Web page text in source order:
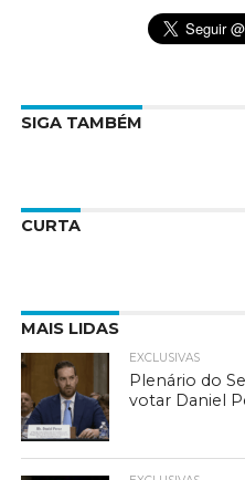
SIGA TAMBÉM
CURTA
MAIS LIDAS
EXCLUSIVAS
Plenário do
votar Daniel